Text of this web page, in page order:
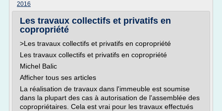
2016
Les travaux collectifs et privatifs en
copropriété
>Les travaux collectifs et privatifs en copropriété
Les travaux collectifs et privatifs en copropriété
Michel Balic
Afficher tous ses articles
La réalisation de travaux dans l'immeuble est soumise
dans la plupart des cas à autorisation de l'assemblée des
copropriétaires. Cela est vrai pour les travaux effectués